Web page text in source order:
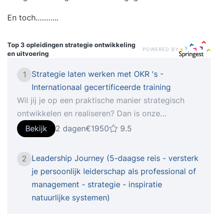
En toch………..
Top 3 opleidingenstrategie ontwikkeling
en uitvoering
POWERED BY
1
Strategie laten werken met OKR 's -
Internationaal gecertificeerde training
Wil jij je op een praktische manier strategisch
ontwikkelen en realiseren? Dan is onze
training Strategie laten werken helemaal geschikt
voor jou. Deze internationaal gecertificeerde
training focust zich op het ontwikkelen en
implementeren van succesvolle strategie. Je leert
de 4 stappen van visie naar strategie, het
verbeteren van jouw strategische besluitvorming,
het implementeren van strategie met behulp van
Bekijk 2 dagen€1950 9.5
2 Leadership Journey (5-daagse reis - versterk
je persoonlijk leiderschap als professional of
management - strategie - inspiratie
natuurlijke systemen)